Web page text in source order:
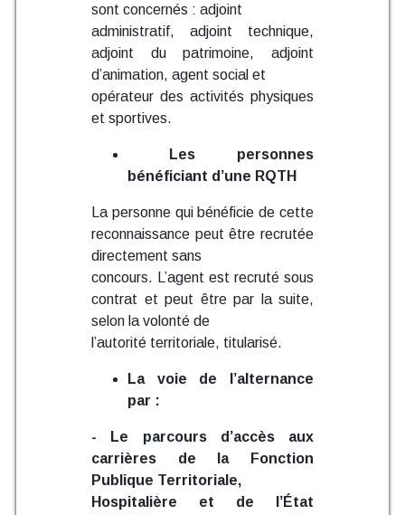
sont concernés : adjoint
administratif, adjoint technique,
adjoint du patrimoine, adjoint
d’animation, agent social et
opérateur des activités physiques
et sportives.
Les personnes
bénéficiant d’une RQTH
La personne qui bénéficie de cette
reconnaissance peut être recrutée
directement sans
concours. L’agent est recruté sous
contrat et peut être par la suite,
selon la volonté de
l’autorité territoriale, titularisé.
La voie de l’alternance
par :
- Le parcours d’accès aux
carrières de la Fonction
Publique Territoriale,
Hospitalière et de l’État